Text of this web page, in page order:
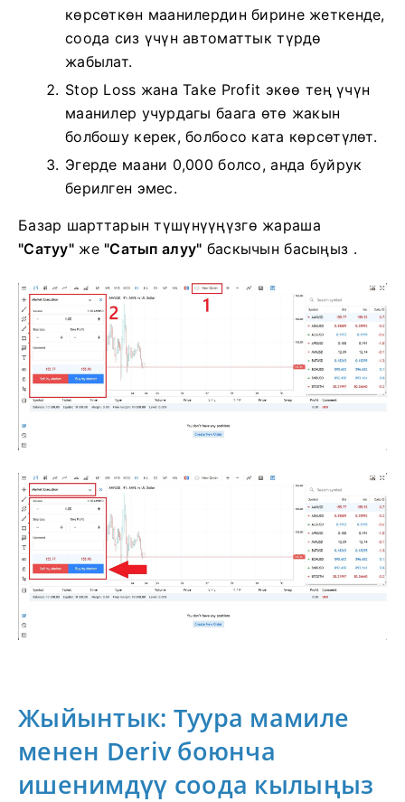
көрсөткөн маанилердин бирине жеткенде,
соода сиз үчүн автоматтык түрдө
жабылат.
Stop Loss жана Take Profit экөө тең үчүн
маанилер учурдагы баага өтө жакын
болбошу керек, болбосо ката көрсөтүлөт.
Эгерде маани 0,000 болсо, анда буйрук
берилген эмес.
Базар шарттарын түшүнүүңүзгө жараша
"Сатуу"же "Сатып алуу" баскычын басыңыз .
Жыйынтык: Туура мамиле
менен Deriv боюнча
ишенимдүү соода кылыңыз